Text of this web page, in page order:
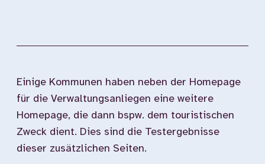
Einige Kommunen haben neben der Homepage
für die Verwaltungsanliegen eine weitere
Homepage, die dann bspw. dem touristischen
Zweck dient. Dies sind die Testergebnisse
dieser zusätzlichen Seiten.